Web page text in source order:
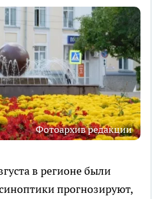
Фотоархив редакции
в регионе были
прогнозируют,